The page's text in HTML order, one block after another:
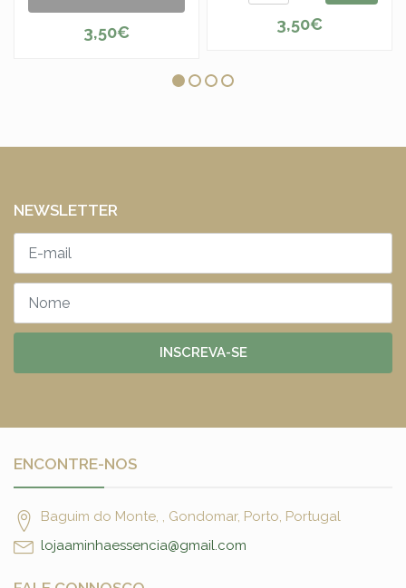
3,50€ 3,50€
NEWSLETTER
INSCREVA-SE
ENCONTRE-NOS
Baguim do Monte, , Gondomar, Porto, Portugal
lojaaminhaessencia@gmail.com